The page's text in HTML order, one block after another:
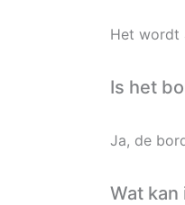
Het wordt
Is het
Ja, de
Wat